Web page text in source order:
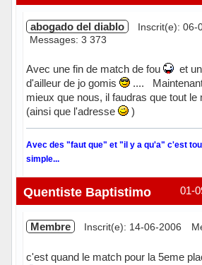
abogado del diablo
Inscrit(e): 06-
Messages: 3 373
Avec une fin de match de fou
et un
d'ailleur de jo gomis
....
mieux que nous, il faudras que tout le
(ainsi que l'adresse
)
Avec des "faut que" et "il y a qu'a" c'est
simple...
Hors ligne 01-
Quentiste Baptistimo
Membre Inscrit(e): 14-06-2006
c'est quand le match pour la 5eme